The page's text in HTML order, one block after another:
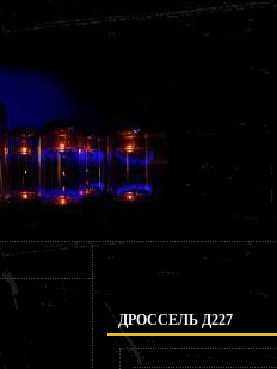
ДРОССЕЛЬ Д227